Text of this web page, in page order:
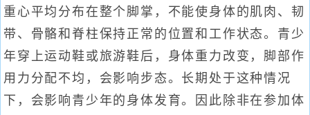
重心平均分布在整个脚掌，不能使身体的肌肉、韧
带、骨骼和脊柱保持正常的位置和工作状态。青少
年穿上运动鞋或旅游鞋后，身体重力改变，脚部作
用力分配不均，会影响步态。长期处于这种情况
下，会影响青少年的身体发育。因此除非在参加体